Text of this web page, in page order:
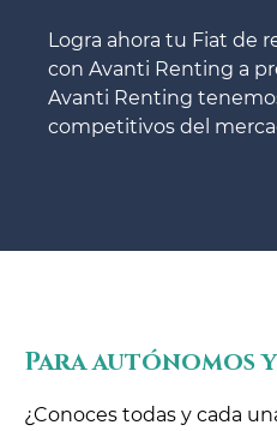
Logra ahora tu Fiat de
con Avanti Renting a
Avanti Renting
competitivos del
Para autónomos y
¿Conoces todas y cada